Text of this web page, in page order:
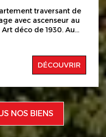
avec ascenseur au
déco de 1930. Au
pas du Parc
transports. Il se
placard, d'un séjour
aménagée et
d'une salle
Ce bien est
sur les
exposé sont
:
DÉCOUVRIR
NOS BIENS